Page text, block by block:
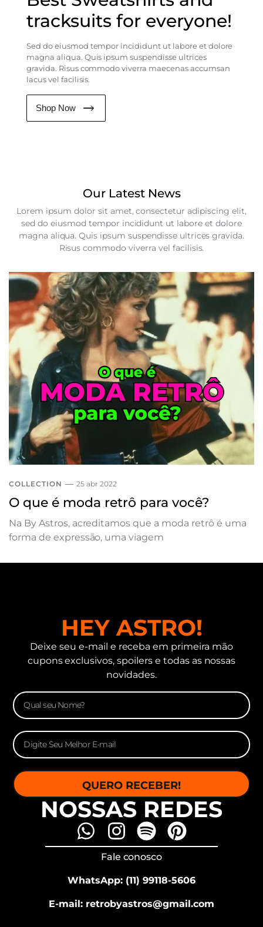
tracksuits for everyone!
Sed do eiusmod tempor incididunt ut labore et dolore
magna aliqua. Quis ipsum suspendisse ultrices
gravida. Risus commodo viverra maecenas accumsan
lacus vel facilisis.
Shop Now
Our Latest News
Lorem ipsum dolor sit amet, consectetur adipiscing elit,
sed do eiusmod tempor incididunt ut labore et dolore
magna aliqua. Quis ipsum suspendisse ultrices gravida.
Risus commodo viverra vel facilisis.
COLLECTION 25 abr 2022
O que é moda retrô para você?
Na By Astros, acreditamos que a moda retrô é uma
forma de expressão, uma viagem
HEY ASTRO!
Deixe seu e-mail e receba em primeira mão
cupons exclusivos, spoilers e todas as nossas
novidades.
QUERO RECEBER!
NOSSAS REDES
Fale conosco
WhatsApp: (11) 99118-5606
E-mail: retrobyastros@gmail.com